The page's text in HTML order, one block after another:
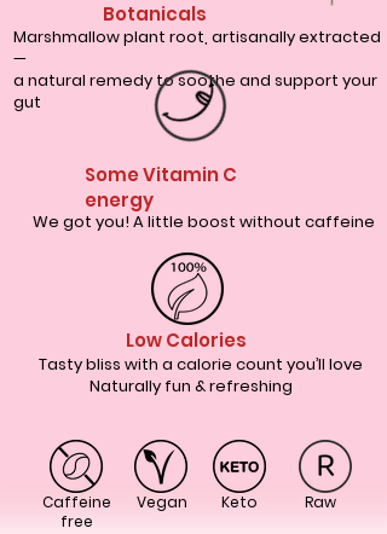
Botanicals
Marshmallow plant root, artisanally extracted
—
a natural remedy to soothe and support your
gut
Some Vitamin C
energy
We got you! A little boost without caffeine
Low Calories
Tasty bliss with a calorie count you’ll love
Naturally fun &refreshing
Caffeine
free
Vegan Keto Raw